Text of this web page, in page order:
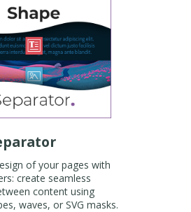
of your pages with
create seamless
content using
waves, or SVG masks.